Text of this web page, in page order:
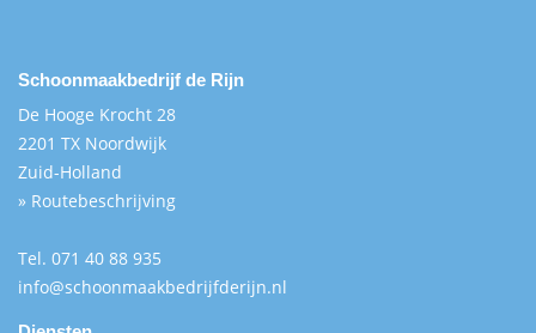
Schoonmaakbedrijf de Rijn
De Hooge Krocht 28
2201 TX Noordwijk
Zuid-Holland
» Routebeschrijving
Tel. 071 40 88 935
info@schoonmaakbedrijfderijn.nl